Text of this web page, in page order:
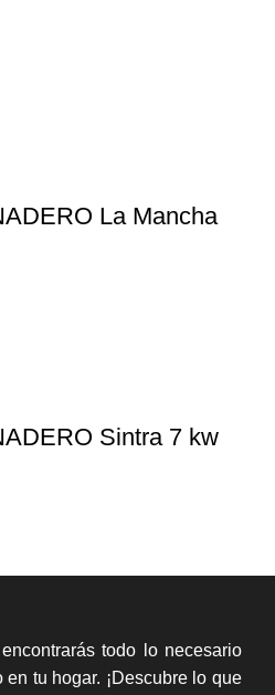
La Mancha
Sintra 7 kw
todo lo necesario
tu hogar. ¡Descubre lo que